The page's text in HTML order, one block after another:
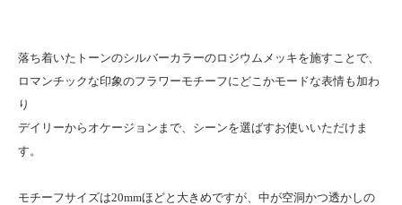
落ち着いたトーンのシルバーカラーのロジウムメッキを施すことで、
ロマンチックな印象のフラワーモチーフにどこかモードな表情も加わ
り
デイリーからオケージョンまで、シーンを選ばすお使いいただけま
す。
モチーフサイズは20mmほどと大きめですが、中が空洞かつ透かしの